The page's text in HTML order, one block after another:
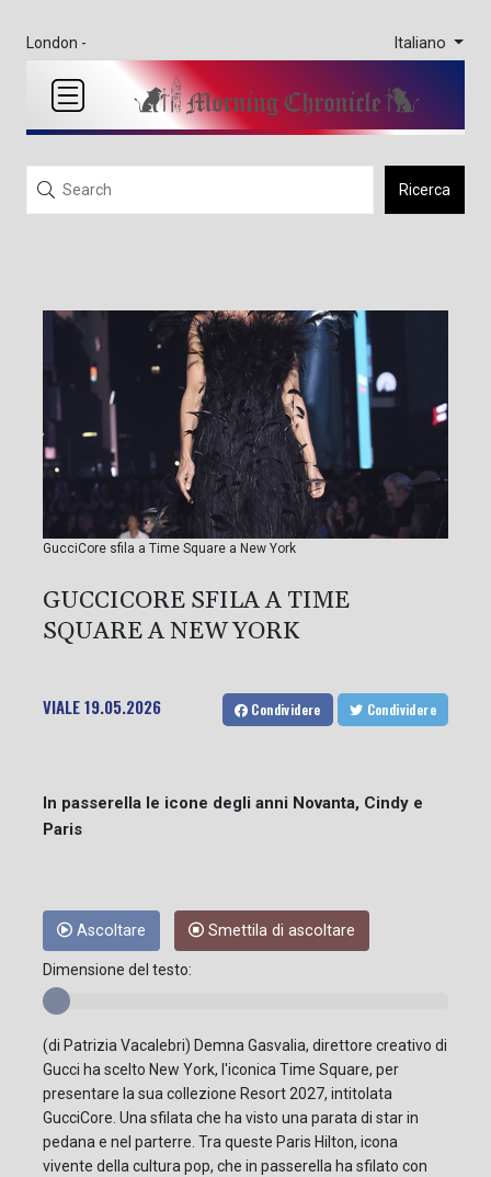
London - Italiano
Ricerca
GucciCore sfila a Time Square a New York
GUCCICORE SFILA A TIME
SQUARE A NEW YORK
VIALE19.05.2026 Condividere Condividere
In passerella le icone degli anni Novanta, Cindy e
Paris
Ascoltare Smettila di ascoltare
Dimensione del testo:
(di Patrizia Vacalebri) Demna Gasvalia, direttore creativo di
Gucci ha scelto New York, l'iconica Time Square, per
presentare la sua collezione Resort 2027, intitolata
GucciCore. Una sfilata che ha visto una parata di star in
pedana e nel parterre. Tra queste Paris Hilton, icona
vivente della cultura pop, che in passerella ha sfilato con